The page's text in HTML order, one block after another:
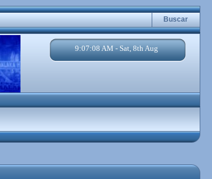
Buscar
9:07:09 AM - Sat, 8th Aug